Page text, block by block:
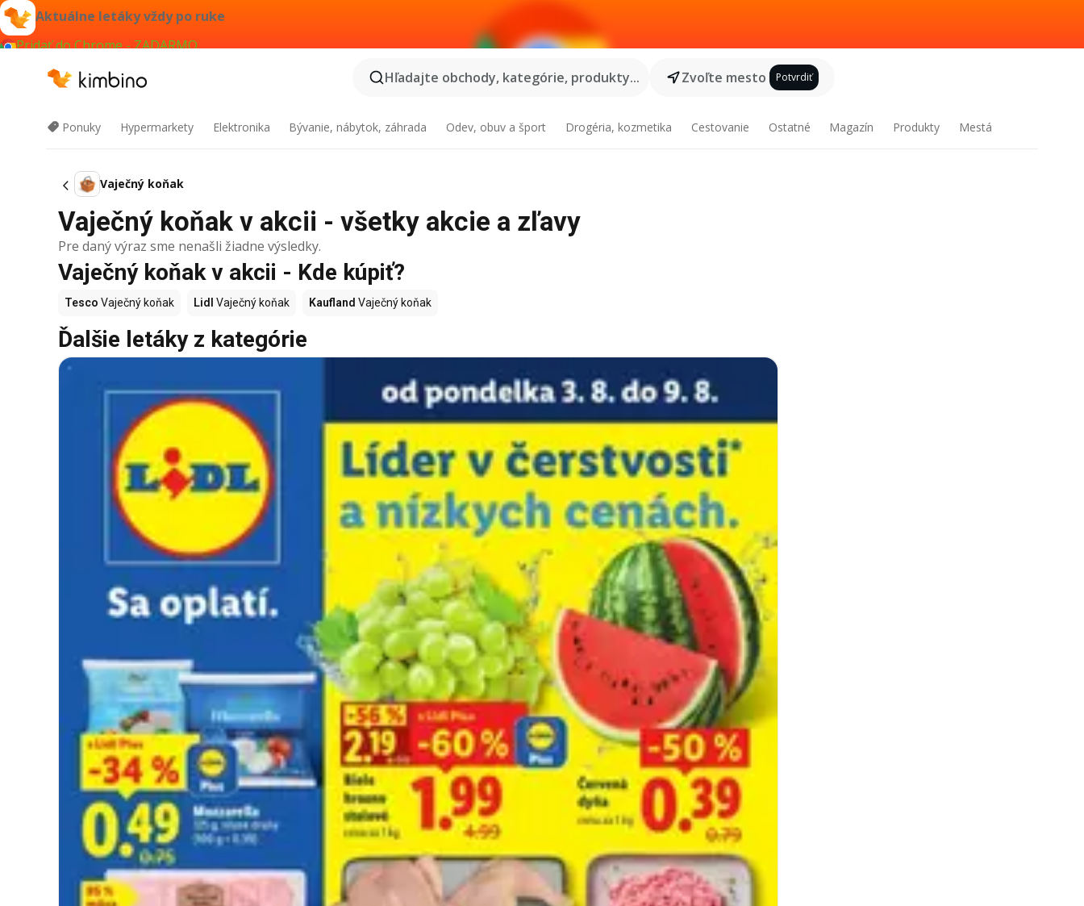
Aktuálne letáky vždy po ruke
Pridať do Chrome - ZADARMO
Hľadajte obchody, kategórie, produkty...
Zvoľte mesto Potvrdiť
Ponuky Hypermarkety Elektronika Bývanie, nábytok, záhrada Odev, obuv a šport Drogéria, kozmetika Cestovanie Ostatné Magazín Produkty Mestá
Vaječný koňak
Vaječný koňak v akcii - všetky akcie a zľavy
Pre daný výraz sme nenašli žiadne výsledky.
Vaječný koňak v akcii - Kde kúpiť?
Tesco Vaječný koňak Lidl Vaječný koňak Kaufland Vaječný koňak
Ďalšie letáky z kategórie